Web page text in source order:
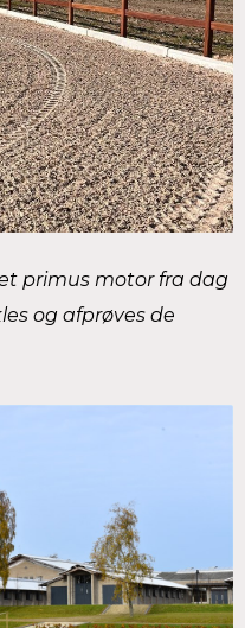
primus motor fra dag
og afprøves de